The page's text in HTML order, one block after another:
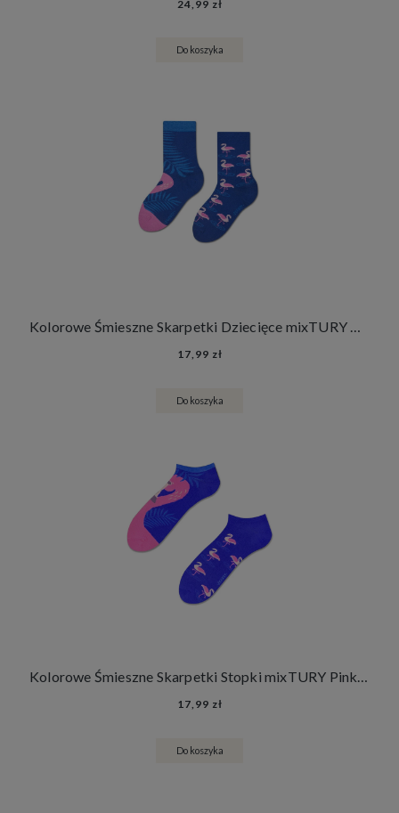
24,99 zł
Do koszyka
Kolorowe Śmieszne Skarpetki Dziecięce mixTURY Pink Flamingo Dla Dzieci Długie Zwierzęta Flamingi
17,99 zł
Do koszyka
Kolorowe Śmieszne Skarpetki Stopki mixTURY Pink Flamingo Damskie Męskie Zwierzęta Flamingi
17,99 zł
Do koszyka